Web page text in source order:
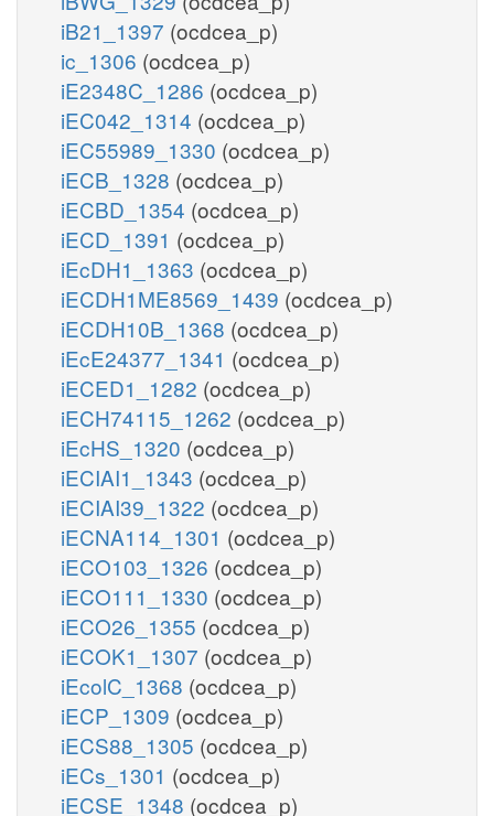
iB21_1397 (ocdcea_p)
ic_1306 (ocdcea_p)
iE2348C_1286 (ocdcea_p)
iEC042_1314 (ocdcea_p)
iEC55989_1330 (ocdcea_p)
iECB_1328 (ocdcea_p)
iECBD_1354 (ocdcea_p)
iECD_1391 (ocdcea_p)
iEcDH1_1363 (ocdcea_p)
iECDH1ME8569_1439 (ocdcea_p)
iECDH10B_1368 (ocdcea_p)
iEcE24377_1341 (ocdcea_p)
iECED1_1282 (ocdcea_p)
iECH74115_1262 (ocdcea_p)
iEcHS_1320 (ocdcea_p)
iECIAI1_1343 (ocdcea_p)
iECIAI39_1322 (ocdcea_p)
iECNA114_1301 (ocdcea_p)
iECO103_1326 (ocdcea_p)
iECO111_1330 (ocdcea_p)
iECO26_1355 (ocdcea_p)
iECOK1_1307 (ocdcea_p)
iEcolC_1368 (ocdcea_p)
iECP_1309 (ocdcea_p)
iECS88_1305 (ocdcea_p)
iECs_1301 (ocdcea_p)
iECSE_1348 (ocdcea_p)